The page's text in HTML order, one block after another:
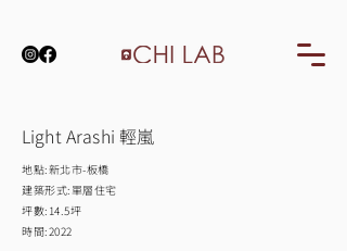
Light Arashi 輕嵐
地點:新北市-板橋
建築形式:單層住宅
​坪數:14.5坪
​時間:2022